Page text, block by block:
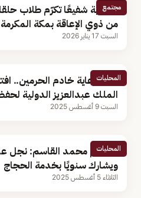
مجتمع
جمعية شفيعًا تكرّم طلاب
من ذوي الإعاقة بمكة المكرمة
السبت 17 يناير 2026
المحليات
تحت رعاية خادم الحرمين..
الملك عبدالعزيز الدولية
السبت 9 أغسطس 2025
المحليات
ابن عم محمد القاسم: نجل
ويشارك سنويًا بخدمة الحجاج
الثلاثاء 5 أغسطس 2025